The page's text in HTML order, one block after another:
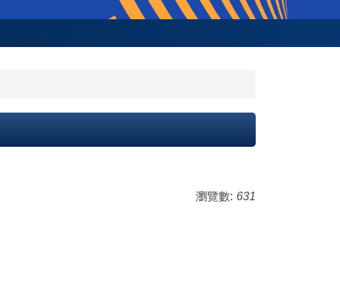
瀏覽數: 631